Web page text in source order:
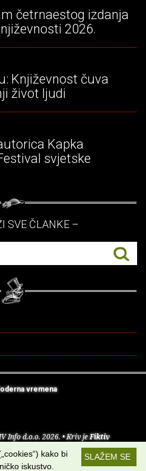
četrnaestog izdanja
2026.
Književnost čuva
život ljudi
Kapka
svjetske
SVE ČLANKE –
vremena
Info d.o.o. 2026. • Kriv jeFiktiv
korištenja RSS kanaliSLAŽEM SE
kako bi
iskustvo.